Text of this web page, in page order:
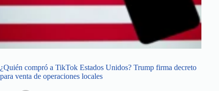
¿Quién compró a TikTok Estados Unidos? Trump firma decreto
para venta de operaciones locales